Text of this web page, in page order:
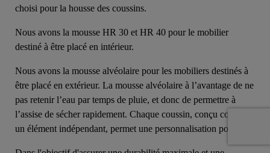
choisi pour la housse des coussins.
Nous avons la mousse HR 30 et HR 40 pour le mobilier
destiné à être placé en intérieur.
Nous avons la mousse alvéolaire pour les mobiliers destinés à
être placé en extérieur. La mousse alvéolaire à l’avantage de ne
pas retenir l’eau par temps de pluie, et donc de permettre à
l’assise de sécher rapidement. Chaque coussin, conçu comme
un élément indépendant, permet une personnalisation poussée.